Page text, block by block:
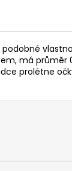
podobné
má průměr
prolétne